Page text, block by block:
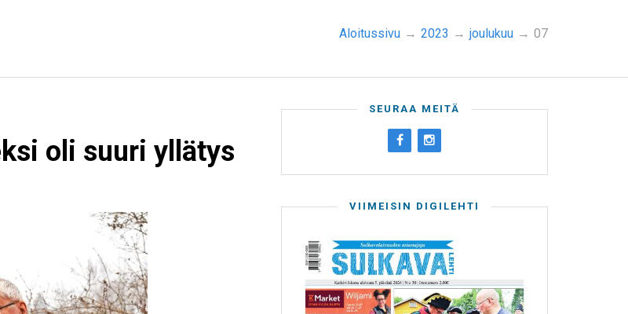
Aloitussivu → 2023 → joulukuu → 07
oli suuri yllätys
SEURAA MEITÄ
VIIMEISIN DIGILEHTI